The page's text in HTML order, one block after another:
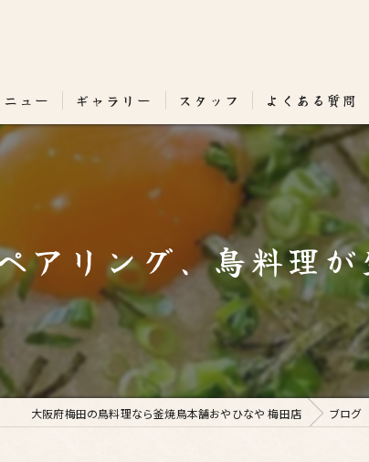
ニュー ギャラリー スタッフ よくある質問
アリング、鳥料理が
大阪府梅田の鳥料理なら釜焼鳥本舗おやひなや 梅田店 ブログ